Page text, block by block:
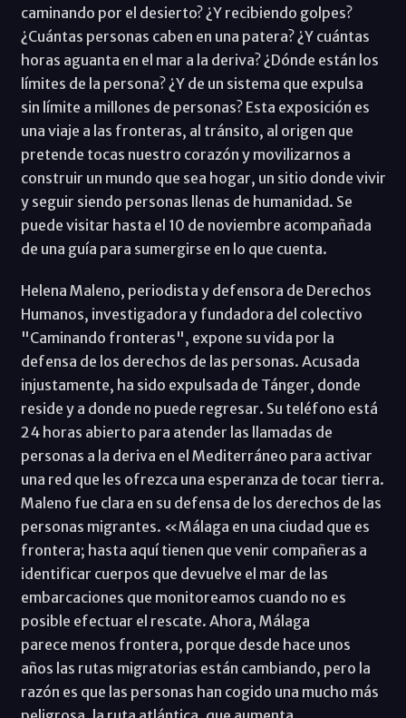
caminando por el desierto? ¿Y recibiendo golpes?
¿Cuántas personas caben en una patera? ¿Y cuántas
horas aguanta en el mar a la deriva? ¿Dónde están los
límites de la persona? ¿Y de un sistema que expulsa
sin límite a millones de personas? Esta exposición es
una viaje a las fronteras, al tránsito, al origen que
pretende tocas nuestro corazón y movilizarnos a
construir un mundo que sea hogar, un sitio donde vivir
y seguir siendo personas llenas de humanidad. Se
puede visitar hasta el 10 de noviembre acompañada
de una guía para sumergirse en lo que cuenta.
Helena Maleno, periodista y defensora de Derechos
Humanos, investigadora y fundadora del colectivo
"Caminando fronteras", expone su vida por la
defensa de los derechos de las personas. Acusada
injustamente, ha sido expulsada de Tánger, donde
reside y a donde no puede regresar. Su teléfono está
24 horas abierto para atender las llamadas de
personas a la deriva en el Mediterráneo para activar
una red que les ofrezca una esperanza de tocar tierra.
Maleno fue clara en su defensa de los derechos de las
personas migrantes. «Málaga en una ciudad que es
frontera; hasta aquí tienen que venir compañeras a
identificar cuerpos que devuelve el mar de las
embarcaciones que monitoreamos cuando no es
posible efectuar el rescate. Ahora, Málaga
parece menos frontera, porque desde hace unos
años las rutas migratorias están cambiando, pero la
razón es que las personas han cogido una mucho más